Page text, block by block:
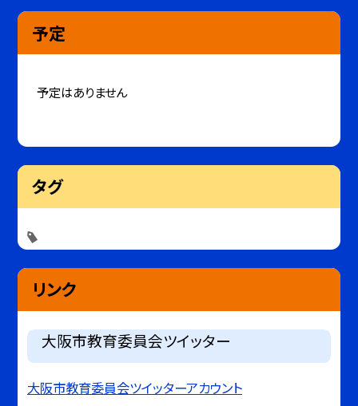
予定
予定はありません
タグ
リンク
大阪市教育委員会ツイッター
大阪市教育委員会ツイッターアカウント